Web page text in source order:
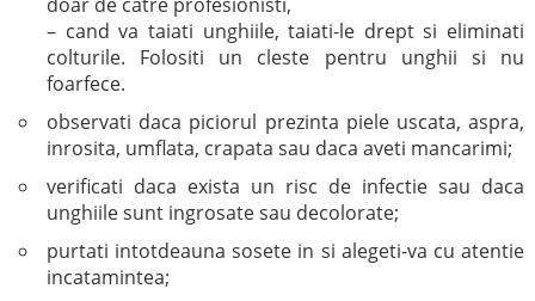
– cand va taiati unghiile, taiati-le drept si eliminati
colturile. Folositi un cleste pentru unghii si nu
foarfece.
observati daca piciorul prezinta piele uscata, aspra,
inrosita, umflata, crapata sau daca aveti mancarimi;
verificati daca exista un risc de infectie sau daca
unghiile sunt ingrosate sau decolorate;
purtati intotdeauna sosete in si alegeti-va cu atentie
incatamintea;